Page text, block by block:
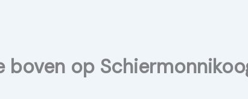
boven op